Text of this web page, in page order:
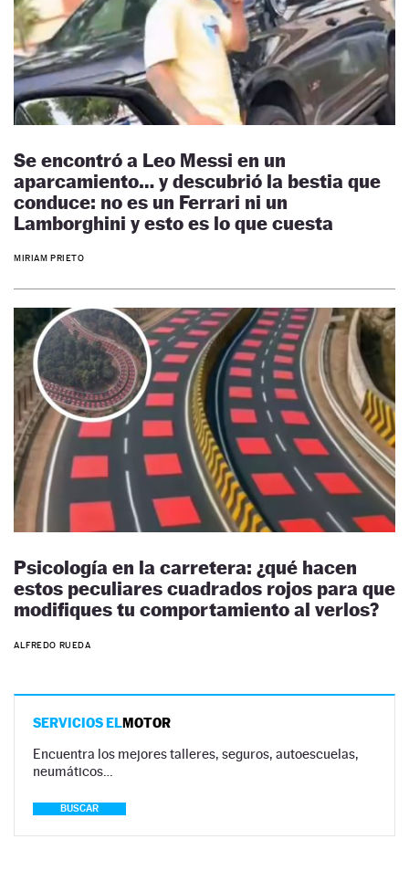
Se encontró a Leo Messi en un
aparcamiento… y descubrió la bestia que
conduce: no es un Ferrari ni un
Lamborghini y esto es lo que cuesta
MIRIAM PRIETO
Psicología en la carretera: ¿qué hacen
estos peculiares cuadrados rojos para que
modifiques tu comportamiento al verlos?
ALFREDO RUEDA
SERVICIOS ELMOTOR
Encuentra los mejores talleres, seguros, autoescuelas,
neumáticos…
BUSCAR